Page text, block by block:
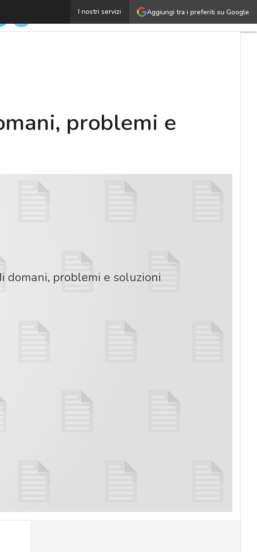
Aggiungi tra i preferiti su Google
I nostri servizi
WHITE PAPER Il contact center di domani, problemi e
problemi e
domani, problemi e soluzioni